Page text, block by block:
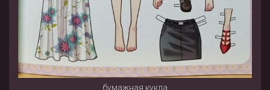
бумажная кукла